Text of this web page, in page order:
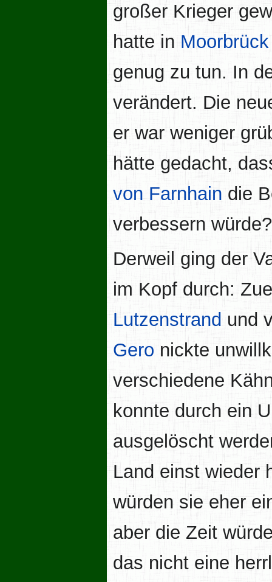
großer Krieger
hatte in Moorbrück
genug zu tun. In
verändert. Die
er war weniger
hätte gedacht,
von Farnhain die
verbessern würde?
Derweil ging der
im Kopf durch:
Lutzenstrand und
Gero nickte
verschiedene
konnte durch ein
ausgelöscht
Land einst wieder
würden sie eher
aber die Zeit
das nicht eine